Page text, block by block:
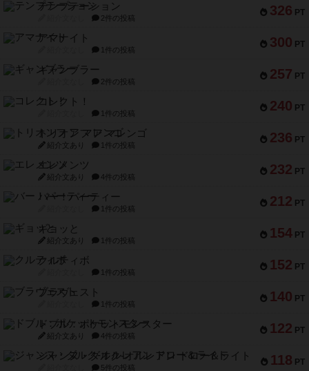
326 PT
テンプテーション
2件の投稿
300 PT
アマナイト
1件の投稿
257 PT
ギャンブラー
2件の投稿
240 PT
コレクト！
1件の投稿
236 PT
トリオンフ ア マレンゴ
紹介文あり 1件の投稿
232 PT
エレメンツ
紹介文あり 4件の投稿
212 PT
バー！パーティー
1件の投稿
154 PT
ギョッと
紹介文あり 1件の投稿
152 PT
クルティボ
1件の投稿
140 PT
ブラヴェスト
1件の投稿
122 PT
ドブル：ポケットモンスター
紹介文あり 4件の投稿
118 PT
ジャンヌ・ダルク-オルレアン ドロー＆ライト
5件の投稿